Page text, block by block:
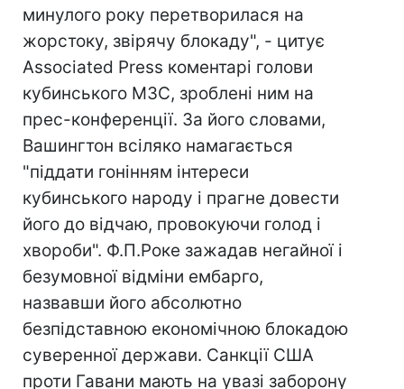
минулого року перетворилася на
жорстоку, звірячу блокаду", - цитує
Associated Press коментарі голови
кубинського МЗС, зроблені ним на
прес-конференції. За його словами,
Вашингтон всіляко намагається
"піддати гонінням інтереси
кубинського народу і прагне довести
його до відчаю, провокуючи голод і
хвороби". Ф.П.Роке зажадав негайної і
безумовної відміни ембарго,
назвавши його абсолютно
безпідставною економічною блокадою
суверенної держави. Санкції США
проти Гавани мають на увазі заборону